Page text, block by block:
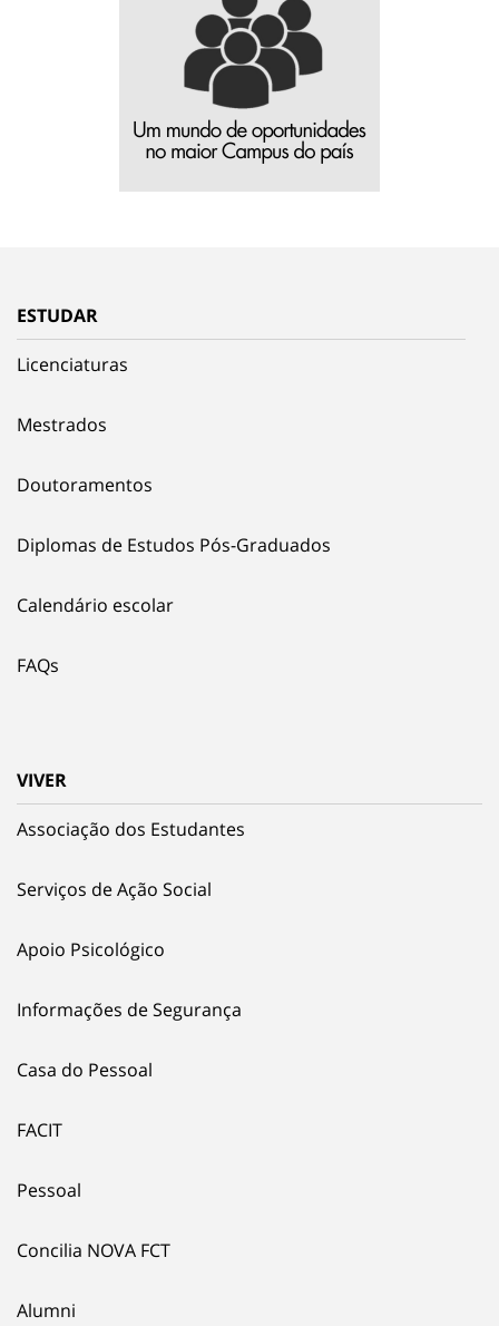
ESTUDAR
Licenciaturas
Mestrados
Doutoramentos
Diplomas de Estudos Pós-Graduados
Calendário escolar
FAQs
VIVER
Associação dos Estudantes
Serviços de Ação Social
Apoio Psicológico
Informações de Segurança
Casa do Pessoal
FACIT
Pessoal
Concilia NOVA FCT
Alumni